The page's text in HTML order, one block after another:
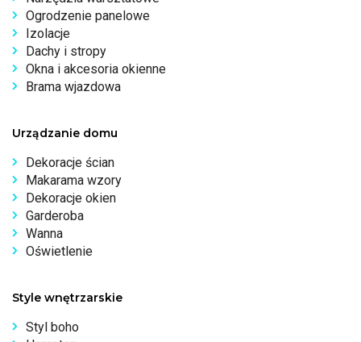
Ogrodzenie panelowe
Izolacje
Dachy i stropy
Okna i akcesoria okienne
Brama wjazdowa
Urządzanie domu
Dekoracje ścian
Makarama wzory
Dekoracje okien
Garderoba
Wanna
Oświetlenie
Style wnętrzarskie
Styl boho